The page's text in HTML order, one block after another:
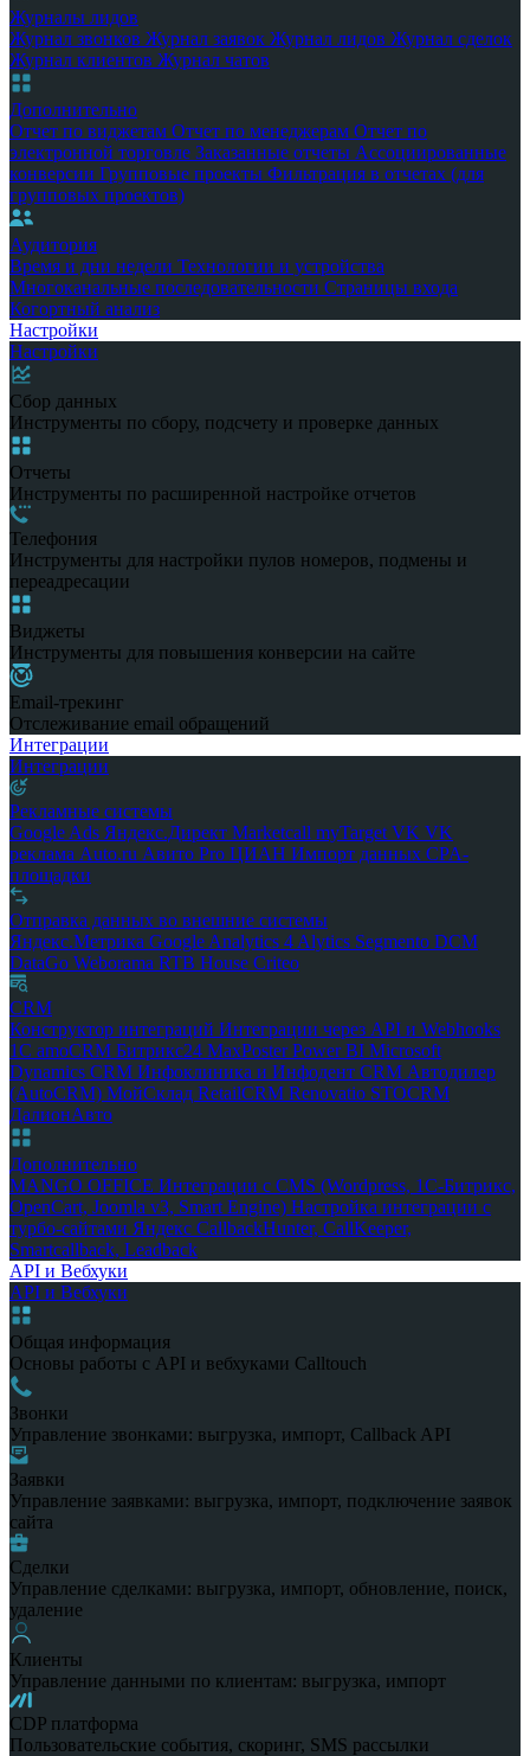
Журналы лидов
Журнал звонков Журнал заявок Журнал лидов Журнал сделок
Журнал клиентов Журнал чатов
Дополнительно
Отчет по виджетам Отчет по менеджерам Отчет по
электронной торговле Заказанные отчеты Ассоциированные
конверсии Групповые проекты Фильтрация в отчетах (для
групповых проектов)
Аудитория
Время и дни недели Технологии и устройства
Многоканальные последовательности Страницы входа
Когортный анализ
Настройки
Настройки
Сбор данных
Инструменты по сбору, подсчету и проверке данных
Отчеты
Инструменты по расширенной настройке отчетов
Телефония
Инструменты для настройки пулов номеров, подмены и
переадресации
Виджеты
Инструменты для повышения конверсии на сайте
Email-трекинг
Отслеживание email обращений
Интеграции
Интеграции
Рекламные системы
Google Ads Яндекс.Директ Marketcall myTarget VK VK
реклама Auto.ru Авито Pro ЦИАН Импорт данных CPA-
площадки
Отправка данных во внешние системы
Яндекс.Метрика Google Analytics 4 Alytics Segmento DCM
DataGo Weborama RTB House Criteo
CRM
Конструктор интеграций Интеграции через API и Webhooks
1С amoCRM Битрикс24 MaxPosterPower BI Microsoft
Dynamics CRM Инфоклиника и Инфодент CRM Автодилер
(AutoCRM) МойСклад RetailCRM Renovatio STOCRM
ДалионАвто
Дополнительно
MANGO OFFICE Интеграции с CMS (Wordpress, 1С-Битрикс,
OpenCart, Joomla v3, Smart Engine) Настройка интеграции с
турбо-сайтами Яндекс CallbackHunter, CallKeeper,
Smartcallback, Leadback
API и Вебхуки
API и Вебхуки
Общая информация
Основы работы с API и вебхуками Calltouch
Звонки
Управление звонками: выгрузка, импорт, Callback API
Заявки
Управление заявками: выгрузка, импорт, подключение заявок
сайта
Сделки
Управление сделками: выгрузка, импорт, обновление, поиск,
удаление
Клиенты
Управление данными по клиентам: выгрузка, импорт
CDP платформа
Пользовательские события, скоринг, SMS рассылки